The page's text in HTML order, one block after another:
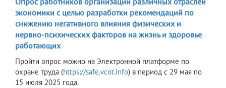
экономики с целью разработки рекомендаций по
снижению негативного влияния физических и
нервно-психических факторов на жизнь и здоровье
работающих
Пройти опрос можно на Электронной платформе по
охране труда (https://safe.vcot.info) в период с 29 мая по
15 июля 2025 года.